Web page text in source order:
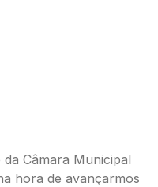
Câmara Municipal
hora de avançarmos